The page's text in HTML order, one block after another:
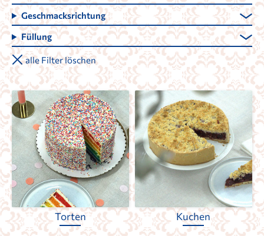
Geschmacksrichtung
Füllung
alle Filter löschen
Torten Kuchen